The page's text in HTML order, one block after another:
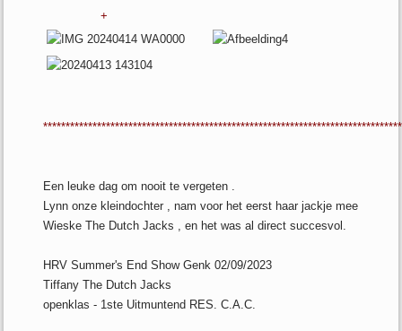
+
Een leuke dag om nooit te vergeten .
Lynn onze kleindochter , nam voor het eerst haar jackje mee
Wieske The Dutch Jacks , en het was al direct succesvol.
HRV Summer's End Show Genk 02/09/2023
Tiffany The Dutch Jacks
openklas - 1ste Uitmuntend RES. C.A.C.